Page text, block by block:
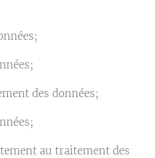
des données;
au traitement des